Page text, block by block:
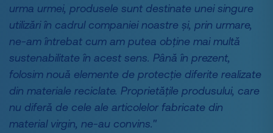
urma urmei, produsele sunt destinate unei singure
utilizări în cadrul companiei noastre și, prin urmare,
ne-am întrebat cum am putea obține mai multă
sustenabilitate în acest sens. Până în prezent,
folosim nouă elemente de protecție diferite realizate
din materiale reciclate. Proprietățile produsului, care
nu diferă de cele ale articolelor fabricate din
material virgin, ne-au convins."